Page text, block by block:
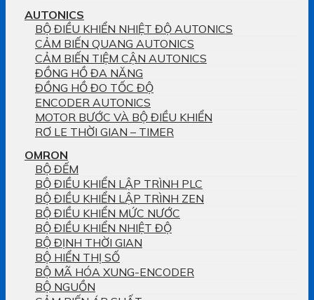
AUTONICS
BỘ ĐIỀU KHIỂN NHIỆT ĐỘ AUTONICS
CẢM BIẾN QUANG AUTONICS
CẢM BIẾN TIỆM CẬN AUTONICS
ĐỒNG HỒ ĐA NĂNG
ĐỒNG HỒ ĐO TỐC ĐỘ
ENCODER AUTONICS
MOTOR BƯỚC VÀ BỘ ĐIỀU KHIỂN
RƠ LE THỜI GIAN – TIMER
OMRON
BỘ ĐẾM
BỘ ĐIỀU KHIỂN LẬP TRÌNH PLC
BỘ ĐIỀU KHIỂN LẬP TRÌNH ZEN
BỘ ĐIỀU KHIỂN MỨC NƯỚC
BỘ ĐIỀU KHIỂN NHIỆT ĐỘ
BỘ ĐỊNH THỜI GIAN
BỘ HIỂN THỊ SỐ
BỘ MÃ HÓA XUNG-ENCODER
BỘ NGUỒN